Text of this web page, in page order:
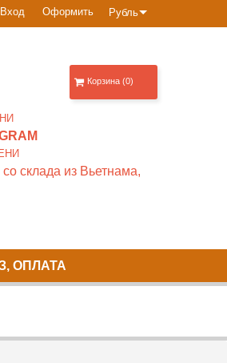
Рубль
Вход Оформить
склада из Вьетнама,
Корзина (0)
ОПЛАТА